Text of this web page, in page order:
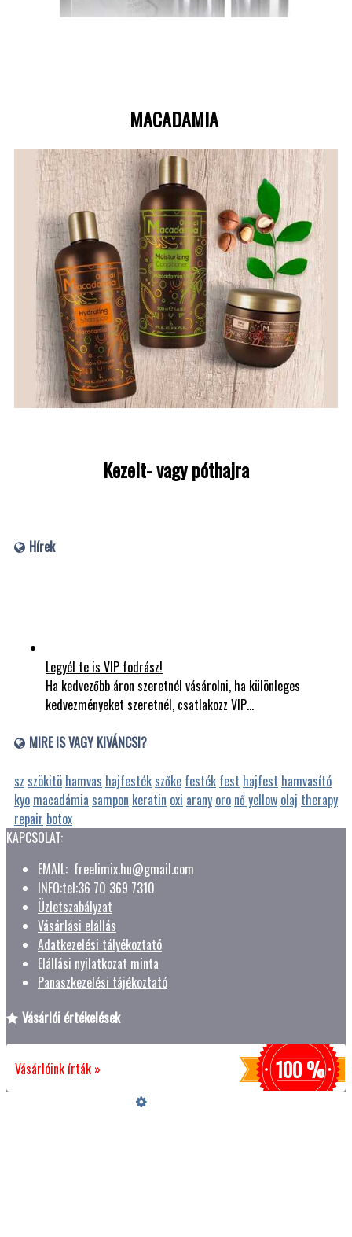
MACADAMIA
Kezelt- vagy póthajra
Hírek
Legyél te is VIP fodrász!
Ha kedvezőbb áron szeretnél vásárolni, ha különleges
kedvezményeket szeretnél, csatlakozz VIP…
MIRE IS VAGY KIVÁNCSI?
sz szökitö hamvas hajfesték szőke festék fest hajfest hamvasító
kyo macadámia sampon keratin oxi arany oro nő yellow olaj therapy
repair botox
KAPCSOLAT:
EMAIL: freelimix.hu@gmail.com
INFO:tel:36 70 369 7310
Üzletszabályzat
Vásárlási elállás
Adatkezelési tályékoztató
Elállási nyilatkozat minta
Panaszkezelési tájékoztató
Vásárlói értékelések
Vásárlóink írták » 100 %